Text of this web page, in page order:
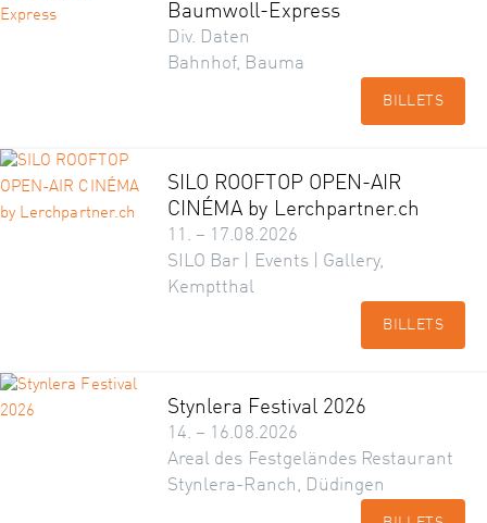
Baumwoll-Express
Div. Daten
Bahnhof, Bauma
BILLETS
SILO ROOFTOP OPEN-AIR
CINÉMA by Lerchpartner.ch
11. – 17.08.2026
SILO Bar | Events | Gallery,
Kemptthal
BILLETS
Stynlera Festival 2026
14. – 16.08.2026
Areal des Festgeländes Restaurant
Stynlera-Ranch, Düdingen